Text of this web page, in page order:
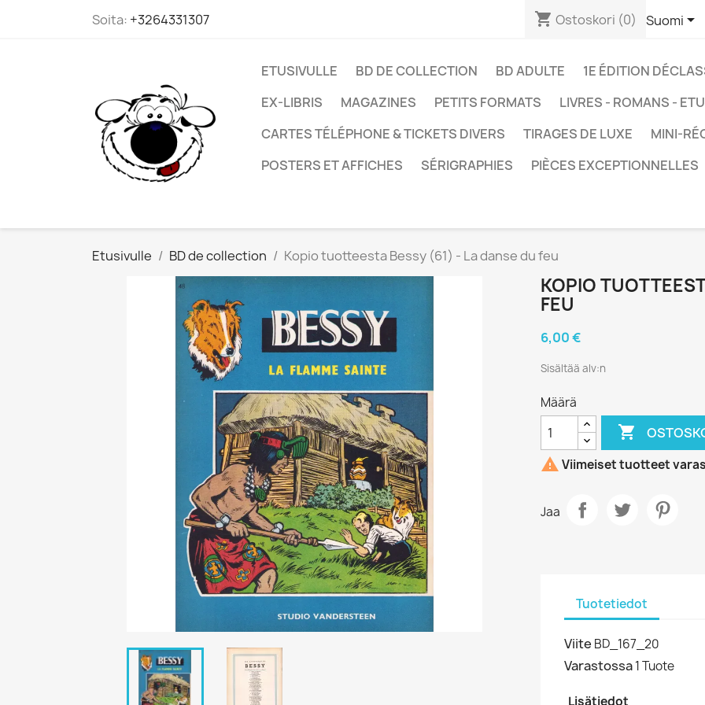
Soita: +3264331307 shopping_cart Ostoskori (0) Suomi
ETUSIVULLE BD DE COLLECTION BD ADULTE 1E ÉDITION
EX-LIBRIS
MAGAZINES PETITS FORMATS LIVRES - ROMANS -
CARTES TÉLÉPHONE & TICKETS DIVERS
TIRAGES DE LUXE
MINI-
POSTERS ET AFFICHES
SÉRIGRAPHIES PIÈCES EXCEPTIONNELLES
Etusivulle BD de collection Kopio tuotteesta Bessy (61) - La danse du feu
KOPIO
FEU
6,00 €
Sisältää alv:n
Määrä

 Viimeiset tuotteet
Jaa
Tuotetiedot
Viite BD_167_20
Varastossa1 Tuote
Lisätiedot